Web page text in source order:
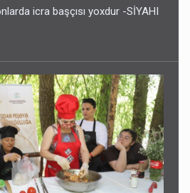
icra başçısı yoxdur -SİYAHI